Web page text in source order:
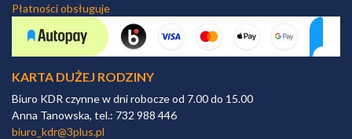
Płatności obsługuje
KARTA DUŻEJ RODZINY
Biuro KDR czynne w dni robocze od 7.00 do 15.00
Anna Tanowska, tel.: 732 988 446
biuro_kdr@3plus.pl